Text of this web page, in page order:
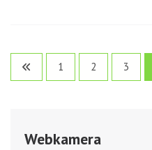
Bejegyzések
lapozása
1 2 3
Webkamera